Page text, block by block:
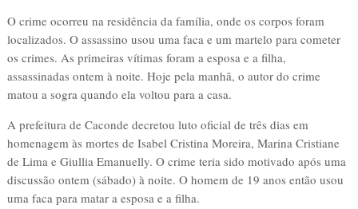
O crime ocorreu na residência da família, onde os corpos foram
localizados. O assassino usou uma faca e um martelo para cometer
os crimes. As primeiras vítimas foram a esposa e a filha,
assassinadas ontem à noite. Hoje pela manhã, o autor do crime
matou a sogra quando ela voltou para a casa.
A prefeitura de Caconde decretou luto oficial de três dias em
homenagem às mortes de Isabel Cristina Moreira, Marina Cristiane
de Lima e Giullia Emanuelly. O crime teria sido motivado após uma
discussão ontem (sábado) à noite. O homem de 19 anos então usou
uma faca para matar a esposa e a filha.